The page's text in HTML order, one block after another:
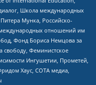
Школа международных
Мунка, Российско-
отношений им
Фонд Бориса Немцова за
Феминистское
Ингушетии, Прометей,
Хаус, СОТА медиа,